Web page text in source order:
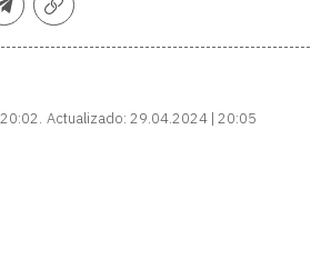
TelegramCopiar
Actualizado: 29.04.2024 | 20:05